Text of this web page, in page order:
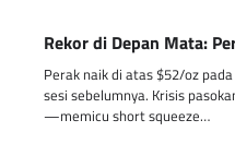
Rekor di Depan Mata:
Perak naik di atas $52/oz
sesi sebelumnya. Krisis
—memicu short squeeze…